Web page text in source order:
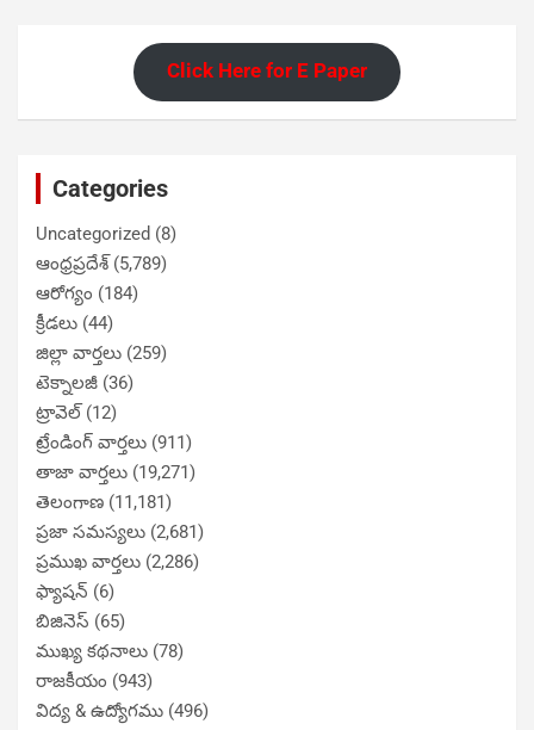
Click Here for E Paper
Categories
Uncategorized (8)
ఆంధ్రప్రదేశ్(5,789)
ఆరోగ్యం (184)
క్రీడలు (44)
జిల్లా వార్తలు (259)
టెక్నాలజీ (36)
ట్రావెల్(12)
ట్రేండింగ్ వార్తలు (911)
తాజా వార్తలు (19,271)
తెలంగాణ (11,181)
ప్రజా సమస్యలు (2,681)
ప్రముఖ వార్తలు (2,286)
ఫ్యాషన్ (6)
బిజినెస్ (65)
ముఖ్య కథనాలు (78)
రాజకీయం (943)
విద్య & ఉద్యోగము (496)